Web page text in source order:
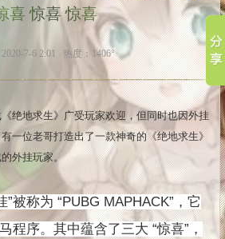
喜 惊喜 惊喜
7-6 2:01 热度：1406°
绝地求生》广受玩家欢迎，但同时也因外挂
一位老哥打造出了一款神奇的《绝地求生》
外挂玩家。
被称为 “PUBG MAPHACK”，它
程序。其中蕴含了三大 “惊喜”，